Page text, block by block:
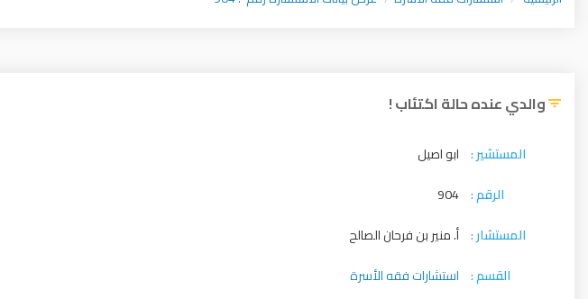
والدي عنده حالة اكتئاب !
المستشير : ابو اصيل
الرقم : 904
المستشار : أ. منير بن فرحان الصالح
القسم : استشارات فقه الأسرة